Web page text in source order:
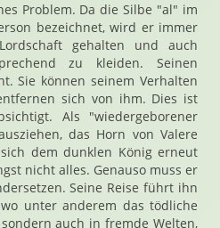
Problem. Da die Silbe "al" im
bezeichnet, wird er immer
gehalten und auch
zu kleiden. Seinen
Sie können seinem Verhalten
sich von ihm. Dies ist
Als "wiedergeborener
das Horn von Valere
dem dunklen König erneut
nicht alles. Genauso muss er
Seine Reise führt ihn
unter anderem das tödliche
auch in fremde Welten,